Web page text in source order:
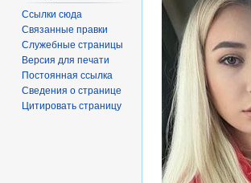
Ссылки сюда
Связанные правки
Служебные страницы
Версия для печати
Постоянная ссылка
Сведения о странице
Цитировать страницу